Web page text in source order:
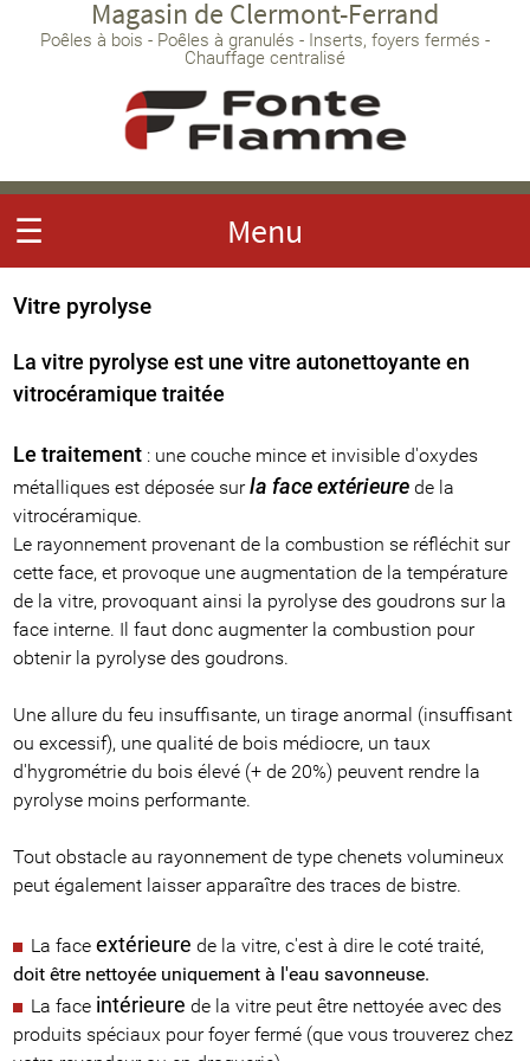
Magasin de Clermont-Ferrand
Poêles à bois - Poêles à granulés - Inserts, foyers fermés -
Chauffage centralisé
☰ Menu
Vitre pyrolyse
La vitre pyrolyse est une vitre autonettoyante en
vitrocéramique traitée
Le traitement : une couche mince et invisible d'oxydes
métalliques est déposée surla face extérieure de la
vitrocéramique.
Le rayonnement provenant de la combustion se réfléchit sur
cette face, et provoque une augmentation de la température
de la vitre, provoquant ainsi la pyrolyse des goudrons sur la
face interne. Il faut donc augmenter la combustion pour
obtenir la pyrolyse des goudrons.
Une allure du feu insuffisante, un tirage anormal (insuffisant
ou excessif), une qualité de bois médiocre, un taux
d'hygrométrie du bois élevé (+ de 20%) peuvent rendre la
pyrolyse moins performante.
Tout obstacle au rayonnement de type chenets volumineux
peut également laisser apparaître des traces de bistre.
La face extérieure de la vitre, c'est à dire le coté traité,
doit être nettoyée uniquement à l'eau savonneuse.
La face intérieure de la vitre peut être nettoyée avec des
produits spéciaux pour foyer fermé (que vous trouverez chez